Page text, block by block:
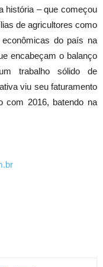
história – que começou
de agricultores como
do país na
encabeçam o balanço
trabalho sólido de
viu seu faturamento
com 2016, batendo na